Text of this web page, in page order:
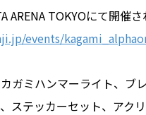
ARENA TOKYOにて開催
events/
ガミハンマーライト、ブ
ステッカーセット、アク